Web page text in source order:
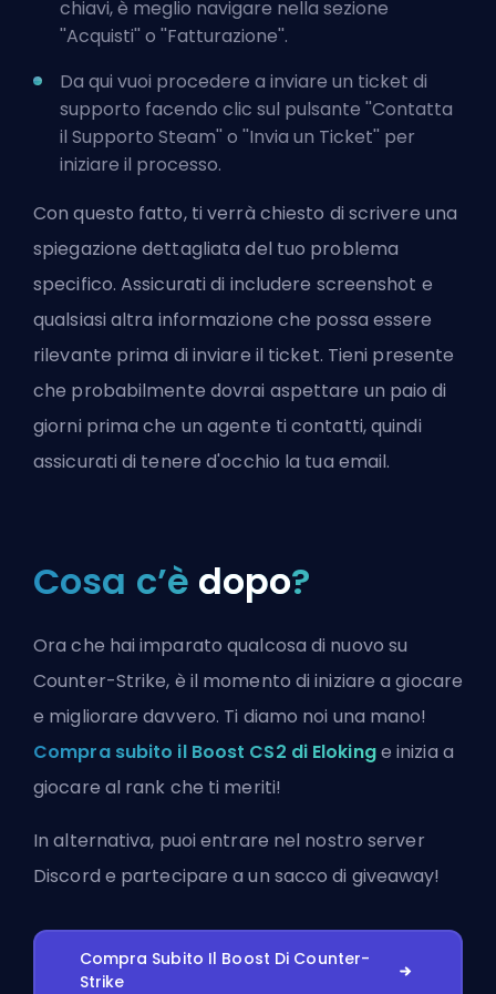
chiavi, è meglio navigare nella sezione
''Acquisti'' o ''Fatturazione''.
Da qui vuoi procedere a inviare un ticket di
supporto facendo clic sul pulsante ''Contatta
il Supporto Steam'' o ''Invia un Ticket'' per
iniziare il processo.
Con questo fatto, ti verrà chiesto di scrivere una
spiegazione dettagliata del tuo problema
specifico. Assicurati di includere screenshot e
qualsiasi altra informazione che possa essere
rilevante prima di inviare il ticket. Tieni presente
che probabilmente dovrai aspettare un paio di
giorni prima che un agente ti contatti, quindi
assicurati di tenere d'occhio la tua email.
Cosa c’è dopo?
Ora che hai imparato qualcosa di nuovo su
Counter-Strike, è il momento di iniziare a giocare
e migliorare davvero. Ti diamo noi una mano!
Compra subito il Boost CS2 di Elokinge inizia a
giocare al rank che ti meriti!
In alternativa, puoientrare nel nostro server
Discord e partecipare a un sacco di giveaway!
Compra Subito Il Boost Di Counter-
Strike